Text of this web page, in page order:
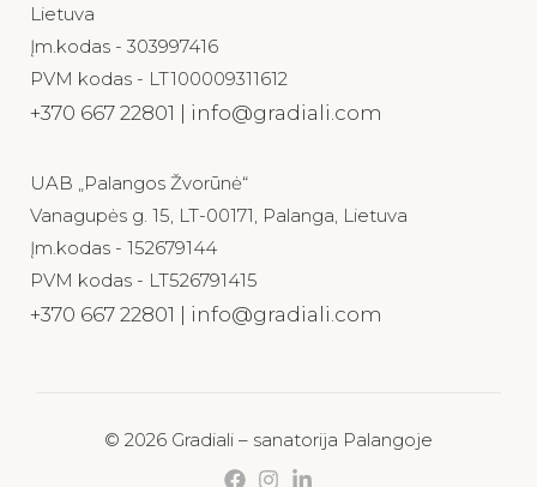
Lietuva
Įm.kodas - 303997416
PVM kodas - LT100009311612
+370 667 22801 | info@gradiali.com
UAB „Palangos Žvorūnė“
Vanagupės g. 15, LT-00171, Palanga, Lietuva
Įm.kodas - 152679144
PVM kodas - LT526791415
+370 667 22801 | info@gradiali.com
© 2026 Gradiali – sanatorija Palangoje